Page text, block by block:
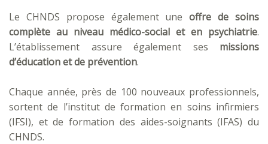
Le CHNDS propose également uneoffre de soins
complète au niveau médico-social et en psychiatrie.
L’établissement assure également ses missions
d’éducation et de prévention.
Chaque année, près de 100 nouveaux professionnels,
sortent de l’institut de formation en soins infirmiers
(IFSI), et de formation des aides-soignants (IFAS) du
CHNDS.